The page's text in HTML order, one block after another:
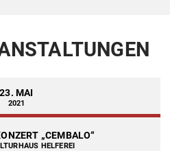
23. MAI
2021
„CEMBALO“
HELFEREI